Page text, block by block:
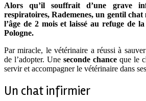
Alors qu’il souffrait d’une grave
respiratoires, Rademenes, un gentil chat
l’âge de 2 mois et laissé au refuge de
Pologne.
Par miracle, le vétérinaire a réussi à
de l’adopter. Une seconde chance que le
servir et accompagner le vétérinaire dans
Un chat infirmier